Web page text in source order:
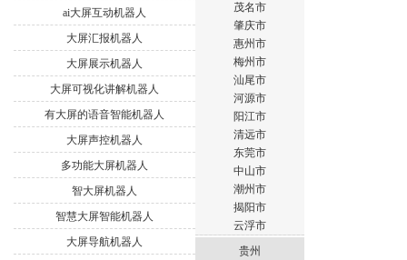
ai大屏互动机器人
大屏汇报机器人
大屏展示机器人
大屏可视化讲解机器人
有大屏的语音智能机器人
大屏声控机器人
多功能大屏机器人
智大屏机器人
智慧大屏智能机器人
大屏导航机器人
茂名市
肇庆市
惠州市
梅州市
汕尾市
河源市
阳江市
清远市
东莞市
中山市
潮州市
揭阳市
云浮市
贵州